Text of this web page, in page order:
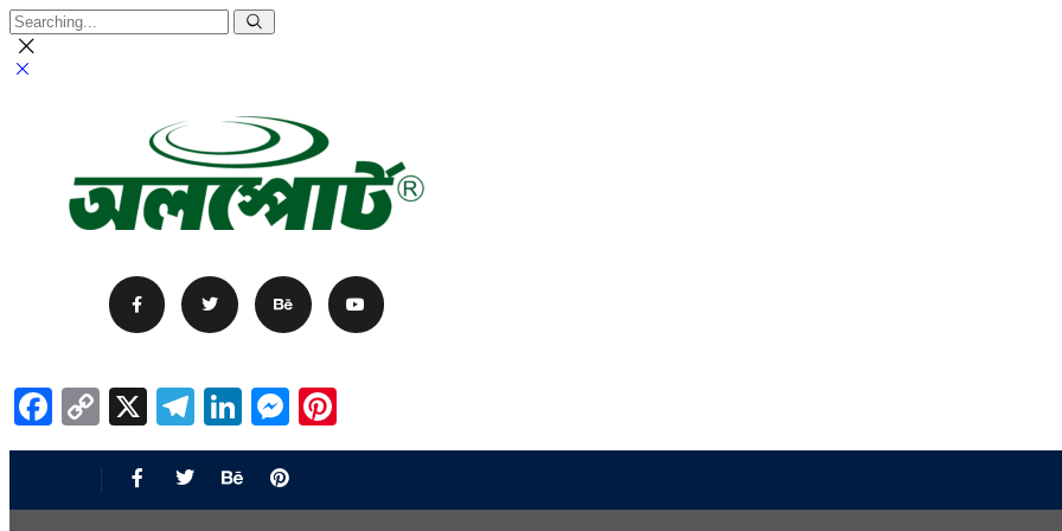
Facebook
Copy
Link
X Telegram
LinkedIn
Messenger